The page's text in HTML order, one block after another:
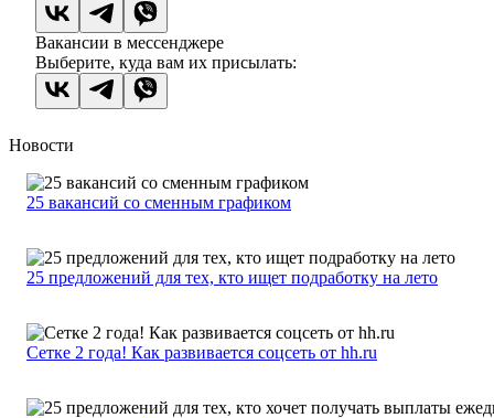
Вакансии в мессенджере
Выберите, куда вам их присылать:
Новости
25 вакансий со сменным графиком
25 предложений для тех, кто ищет подработку на лето
Сетке 2 года! Как развивается соцсеть от hh.ru